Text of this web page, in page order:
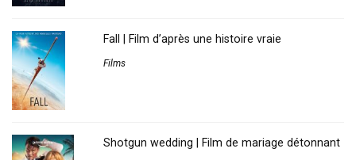
Fall | Film d’après une histoire vraie
Films
Shotgun wedding | Film de mariage détonnant